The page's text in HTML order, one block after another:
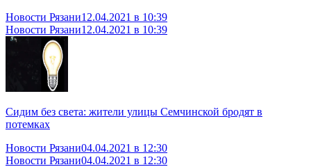
Новости Рязани12.04.2021 в 10:39
Новости Рязани12.04.2021 в 10:39
Сидим без света: жители улицы Семчинской бродят в
потемках
Новости Рязани04.04.2021 в 12:30
Новости Рязани04.04.2021 в 12:30